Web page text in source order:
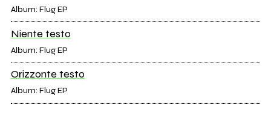
Album: Flug EP
Niente testo
Album: Flug EP
Orizzonte testo
Album: Flug EP